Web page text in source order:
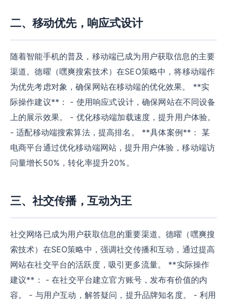
二、移动优先，响应式设计
随着智能手机的普及，移动端已成为用户获取信息的主要
渠道。德曜（嘿爽搜索技术）在SEO策略中，将移动端作
为优先考虑对象，确保网站在移动端的优化效果。 **实
际操作建议**： - 使用响应式设计，确保网站在不同设备
上的展示效果。 - 优化移动端加载速度，提升用户体验。
- 适配移动端搜索算法，提高排名。 **具体案例**： 某
电商平台通过优化移动端网站，提升用户体验，移动端访
问量增长50%，转化率提升20%。
三、社交传播，互动为王
社交网络已成为用户获取信息的重要渠道。德曜（嘿爽搜
索技术）在SEO策略中，强调社交传播和互动，通过提高
网站在社交平台的活跃度，吸引更多流量。 **实际操作
建议**： - 在社交平台建立官方账号，发布有价值的内
容。 - 与用户互动，解答疑问，提升品牌知名度。 - 利用